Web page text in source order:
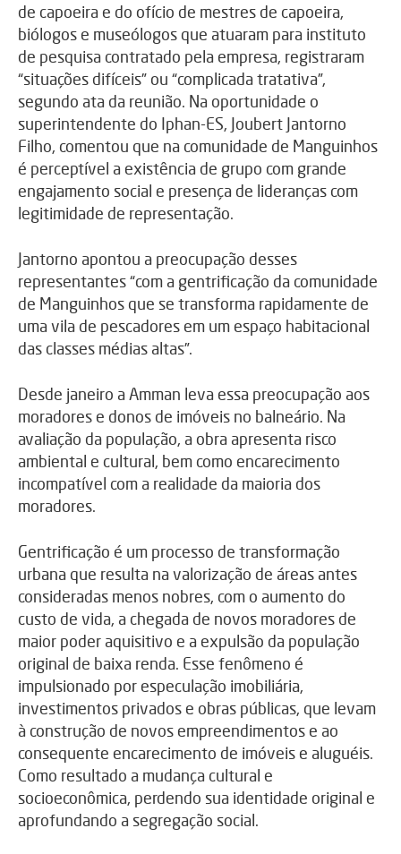
de capoeira e do ofício de mestres de capoeira,
biólogos e museólogos que atuaram para instituto
de pesquisa contratado pela empresa, registraram
“situações difíceis” ou “complicada tratativa”,
segundo ata da reunião. Na oportunidade o
superintendente do Iphan-ES, Joubert Jantorno
Filho, comentou que na comunidade de Manguinhos
é perceptível a existência de grupo com grande
engajamento social e presença de lideranças com
legitimidade de representação.
Jantorno apontou a preocupação desses
representantes “com a gentrificação da comunidade
de Manguinhos que se transforma rapidamente de
uma vila de pescadores em um espaço habitacional
das classes médias altas”.
Desde janeiro a Amman leva essa preocupação aos
moradores e donos de imóveis no balneário. Na
avaliação da população, a obra apresenta risco
ambiental e cultural, bem como encarecimento
incompatível com a realidade da maioria dos
moradores.
Gentrificação é um processo de transformação
urbana que resulta na valorização de áreas antes
consideradas menos nobres, com o aumento do
custo de vida, a chegada de novos moradores de
maior poder aquisitivo e a expulsão da população
original de baixa renda. Esse fenômeno é
impulsionado por especulação imobiliária,
investimentos privados e obras públicas, que levam
à construção de novos empreendimentos e ao
consequente encarecimento de imóveis e aluguéis.
Como resultado a mudança cultural e
socioeconômica, perdendo sua identidade original e
aprofundando a segregação social.